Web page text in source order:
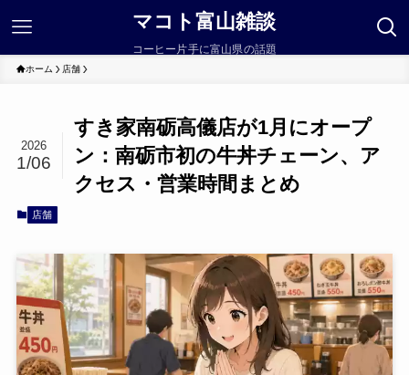
マコト富山雑談
コーヒー片手に富山県の話題
ホーム 店舗
すき家南砺高儀店が1月にオープ
ン：南砺市初の牛丼チェーン、ア
クセス・営業時間まとめ
2026
1/06
店舗